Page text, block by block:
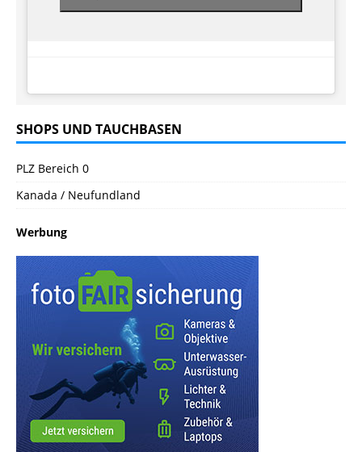
SHOPS UND TAUCHBASEN
PLZ Bereich 0
Kanada / Neufundland
Werbung